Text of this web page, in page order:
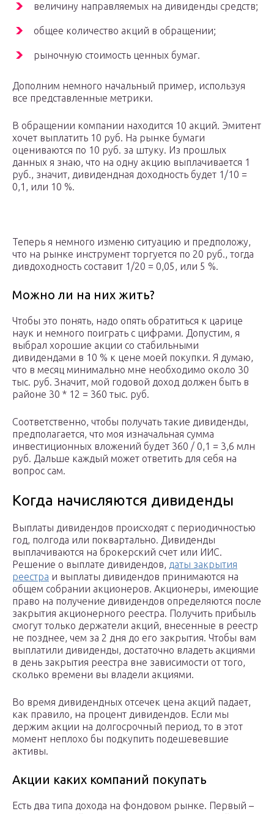
величину направляемых на дивиденды средств;
общее количество акций в обращении;
рыночную стоимость ценных бумаг.
Дополним немного начальный пример, используя
все представленные метрики.
В обращении компании находится 10 акций. Эмитент
хочет выплатить 10 руб. На рынке бумаги
оцениваются по 10 руб. за штуку. Из прошлых
данных я знаю, что на одну акцию выплачивается 1
руб., значит, дивидендная доходность будет 1/10 =
0,1, или 10 %.
Теперь я немного изменю ситуацию и предположу,
что на рынке инструмент торгуется по 20 руб., тогда
дивдоходность составит 1/20 = 0,05, или 5 %.
Можно ли на них жить?
Чтобы это понять, надо опять обратиться к царице
наук и немного поиграть с цифрами. Допустим, я
выбрал хорошие акции со стабильными
дивидендами в 10 % к цене моей покупки. Я думаю,
что в месяц минимально мне необходимо около 30
тыс. руб. Значит, мой годовой доход должен быть в
районе 30 * 12 = 360 тыс. руб.
Соответственно, чтобы получать такие дивиденды,
предполагается, что моя изначальная сумма
инвестиционных вложений будет 360 / 0,1 = 3,6 млн
руб. Дальше каждый может ответить для себя на
вопрос сам.
Когда начисляются дивиденды
Выплаты дивидендов происходят с периодичностью
год, полгода или поквартально. Дивиденды
выплачиваются на брокерский счет или ИИС.
Решение о выплате дивидендов, даты закрытия
реестра и выплаты дивидендов принимаются на
общем собрании акционеров. Акционеры, имеющие
право на получение дивидендов определяются после
закрытия акционерного реестра. Получить прибыль
смогут только держатели акций, внесенные в реестр
не позднее, чем за 2 дня до его закрытия. Чтобы вам
выплатили дивиденды, достаточно владеть акциями
в день закрытия реестра вне зависимости от того,
сколько времени вы владели акциями.
Во время дивидендных отсечек цена акций падает,
как правило, на процент дивидендов. Если мы
держим акции на долгосрочный период, то в этот
момент неплохо бы подкупить подешевевшие
активы.
Акции каких компаний покупать
Есть два типа дохода на фондовом рынке. Первый –